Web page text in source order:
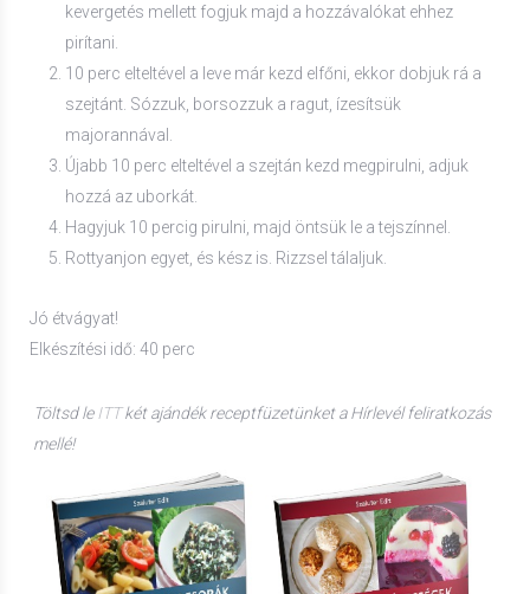
kevergetés mellett fogjuk majd a hozzávalókat ehhez
pirítani.
10 perc elteltével a leve már kezd elfőni, ekkor dobjuk rá a
szejtánt. Sózzuk, borsozzuk a ragut, ízesítsük
majorannával.
Újabb 10 perc elteltével a szejtán kezd megpirulni, adjuk
hozzá az uborkát.
Hagyjuk 10 percig pirulni, majd öntsük le a tejszínnel.
Rottyanjon egyet, és kész is. Rizzsel tálaljuk.
Jó étvágyat!
Elkészítési idő: 40 perc
Töltsd le ITTkét ajándék receptfüzetünket a Hírlevél feliratkozás
mellé!